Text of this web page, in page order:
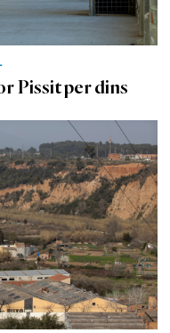
Pissit per dins